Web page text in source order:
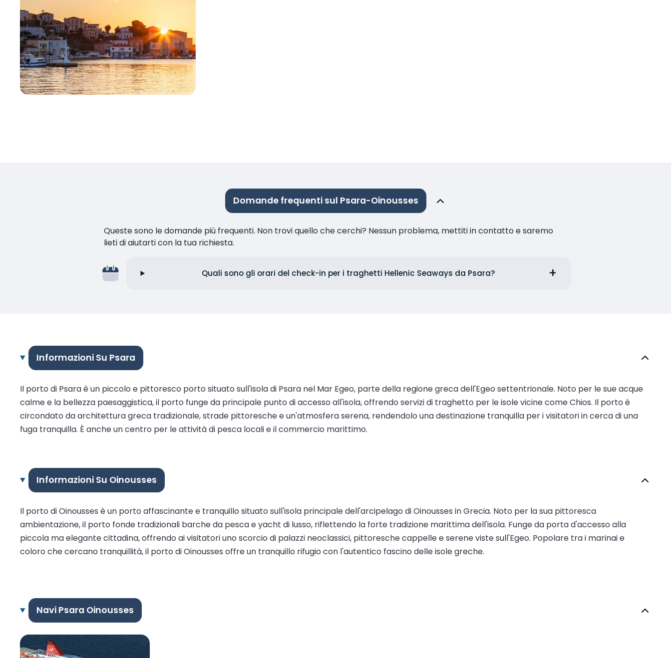
Domande frequenti sul Psara-Oinousses
Queste sono le domande più frequenti. Non trovi quello che cerchi? Nessun problema, mettiti in contatto e saremo
lieti di aiutarti con la tua richiesta.
Quali sono gli orari del check-in per i traghetti Hellenic Seaways da Psara?
Informazioni Su Psara
Il porto di Psara è un piccolo e pittoresco porto situato sull'isola di Psara nel Mar Egeo, parte della regione greca dell'Egeo settentrionale. Noto per le sue acque
calme e la bellezza paesaggistica, il porto funge da principale punto di accesso all'isola, offrendo servizi di traghetto per le isole vicine come Chios. Il porto è
circondato da architettura greca tradizionale, strade pittoresche e un'atmosfera serena, rendendolo una destinazione tranquilla per i visitatori in cerca di una
fuga tranquilla. È anche un centro per le attività di pesca locali e il commercio marittimo.
Informazioni Su Oinousses
Il porto di Oinousses è un porto affascinante e tranquillo situato sull'isola principale dell'arcipelago di Oinousses in Grecia. Noto per la sua pittoresca
ambientazione, il porto fonde tradizionali barche da pesca e yacht di lusso, riflettendo la forte tradizione marittima dell'isola. Funge da porta d'accesso alla
piccola ma elegante cittadina, offrendo ai visitatori uno scorcio di palazzi neoclassici, pittoresche cappelle e serene viste sull'Egeo. Popolare tra i marinai e
coloro che cercano tranquillità, il porto di Oinousses offre un tranquillo rifugio con l'autentico fascino delle isole greche.
Navi Psara Oinousses